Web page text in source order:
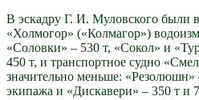
В эскадру Г. И. Муловского были
«Холмогор» («Колмагор»)
«Соловки» – 530 т, «Сокол» и
450 т, и транспортное судно
значительно меньше: «Резолюшн»
экипажа и «Дискавери» – 350 т и